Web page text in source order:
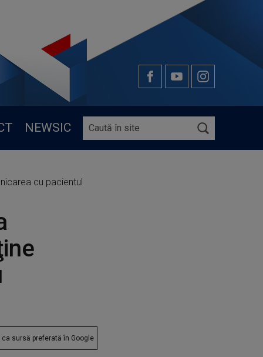
NEWSIC
cu pacientul
ca sursă preferată în Google